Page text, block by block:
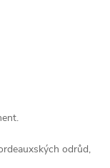
odrůd,